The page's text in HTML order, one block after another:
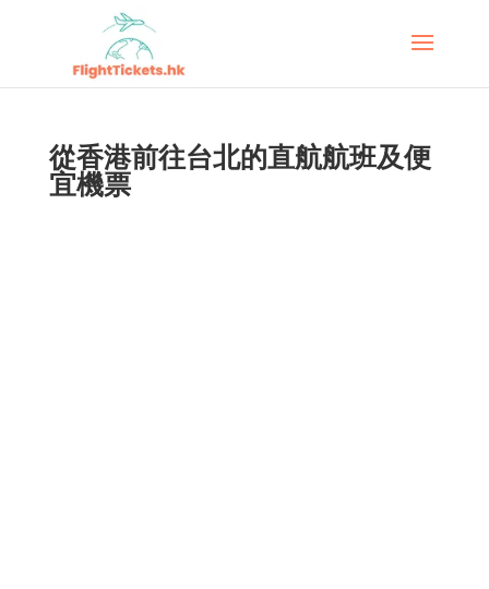
從香港前往台北的直航航班及便
宜機票